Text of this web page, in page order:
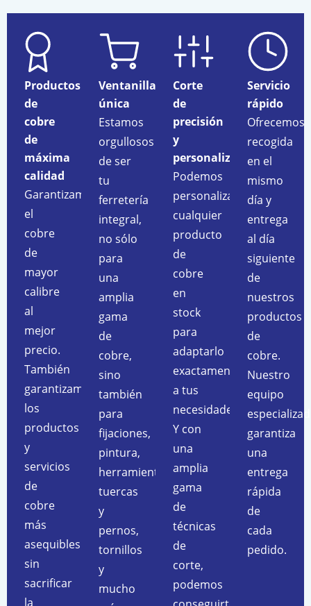
Productos
de
cobre
de
máxima
calidad
Garantizamos
el
cobre
de
mayor
calibre
al
mejor
precio.
También
garantizamos
los
productos
y
servicios
de
cobre
más
asequibles
sin
sacrificar
la
Ventanilla
única
Estamos
orgullosos
de ser
tu
ferretería
integral,
no sólo
para
una
amplia
gama
de
cobre,
sino
también
para
fijaciones,
pintura,
herramientas,
tuercas
y
pernos,
tornillos
y
mucho
Corte
de
precisión
y
personalización
Podemos
personalizar
cualquier
producto
de
cobre
en
stock
para
adaptarlo
exactamente
a tus
necesidades.
Y con
una
amplia
gama
de
técnicas
de
corte,
podemos
Servicio
rápido
Ofrecemos
recogida
en el
mismo
día y
entrega
al día
siguiente
de
nuestros
productos
de
cobre.
Nuestro
equipo
garantiza
una
entrega
rápida
de
cada
pedido.